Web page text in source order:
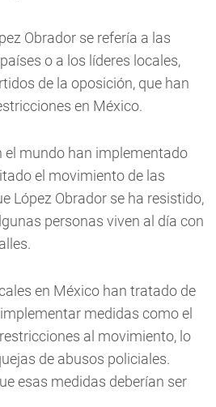
Obrador se refería a las
o a los líderes locales,
de la oposición, que han
en México.
el mundo han implementado
el movimiento de las
López Obrador se ha resistido,
personas viven al día con
en México han tratado de
medidas como el
al movimiento, lo
de abusos policiales.
esas medidas deberían ser